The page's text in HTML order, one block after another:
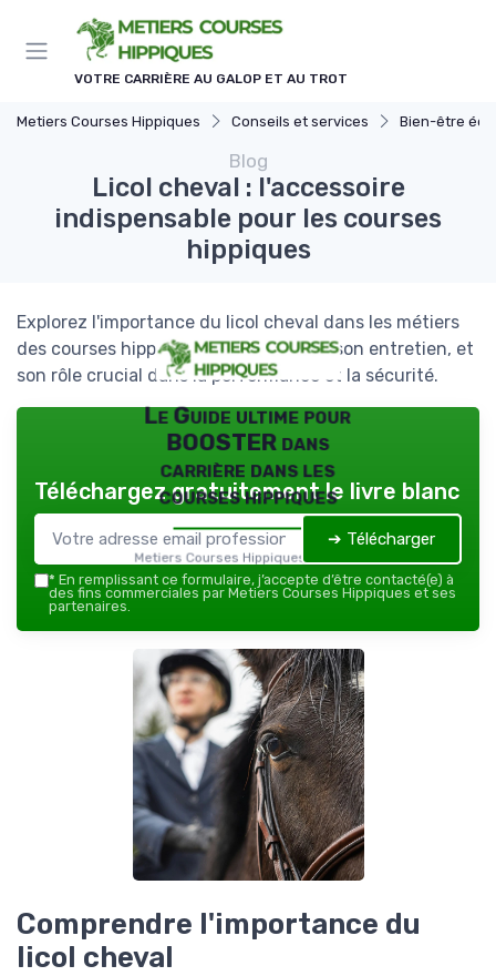
VOTRE CARRIÈRE AU GALOP ET AU TROT
Metiers Courses Hippiques Conseils et services Bien-être
Blog
Licol cheval : l'accessoire
indispensable pour les courses
hippiques
Explorez l'importance du licol cheval dans les métiers
des courses hippiques, de son choix à son entretien, et
son rôle crucial dans la performance et la sécurité.
Le Guide ultime pour
BOOSTER dans
carrière dans les
courses hippiques
Metiers Courses Hippiques — 2026
Téléchargez gratuitement le livre blanc
➔ Télécharger
* En remplissant ce formulaire, j’accepte d’être contacté(e) à
des fins commerciales par Metiers Courses Hippiques et ses
partenaires.
Comprendre l'importance du
licol cheval
Panneau de gestion des cookies